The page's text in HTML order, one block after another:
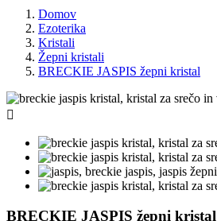
Domov
Ezoterika
Kristali
Žepni kristali
BRECKIE JASPIS žepni kristal

BRECKIE JASPIS žepni kristal